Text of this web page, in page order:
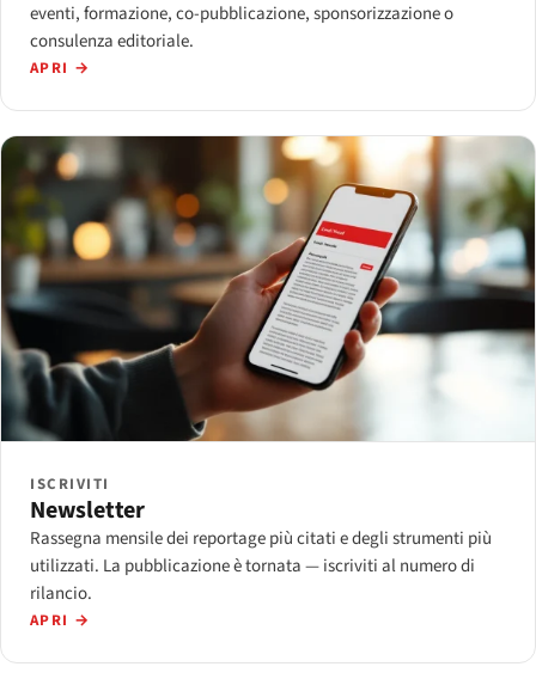
eventi, formazione, co-pubblicazione, sponsorizzazione o
consulenza editoriale.
APRI →
ISCRIVITI
Newsletter
Rassegna mensile dei reportage più citati e degli strumenti più
utilizzati. La pubblicazione è tornata — iscriviti al numero di
rilancio.
APRI →